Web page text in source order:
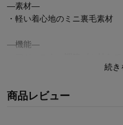
―素材―
・軽い着心地のミニ裏毛素材
―機能―
・ウエストは総ゴム仕様で着
続き
商品レビュー